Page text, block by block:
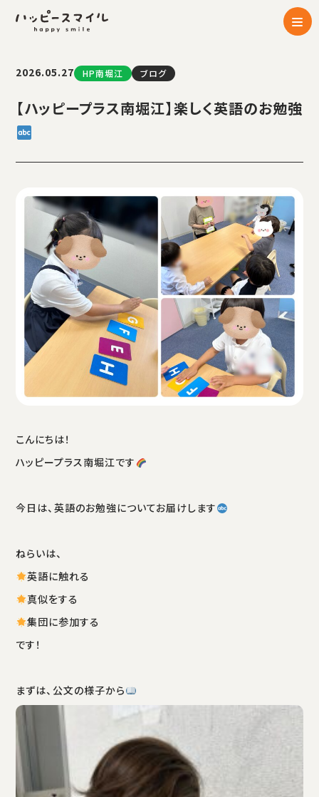
2026.05.27 HP南堀江 ブログ
【ハッピープラス南堀江】楽しく英語のお勉強
こんにちは！
ハッピープラス南堀江です
今日は、英語のお勉強についてお届けします
ねらいは、
英語に触れる
真似をする
集団に参加する
です！
まずは、公文の様子から